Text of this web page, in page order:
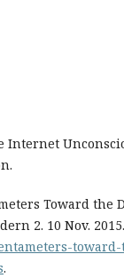
Internet
Toward
2. 10 Nov. 2015.
.